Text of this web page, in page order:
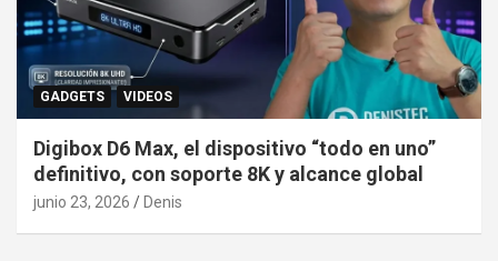
GADGETS VIDEOS
Digibox D6 Max, el dispositivo “todo en uno”
definitivo, con soporte 8K y alcance global
junio 23, 2026 Denis